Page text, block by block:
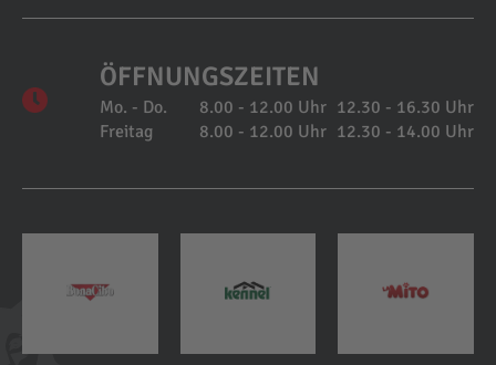
ÖFFNUNGSZEITEN
Mo. - Do. 8.00 - 12.00 Uhr 12.30 - 16.30 Uhr
Freitag
8.00 - 12.00 Uhr 12.30 - 14.00 Uhr